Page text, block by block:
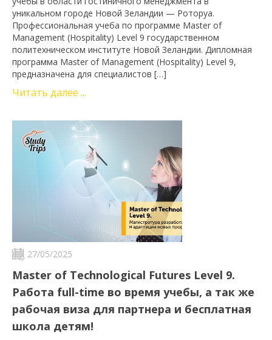
уникальном городе Новой Зеландии — Роторуа.
Профессиональная учеба по программе Master of
Management (Hospitality) Level 9 государственном
политехническом институте Новой Зеландии. Дипломная
программа Master of Management (Hospitality) Level 9,
предназначена для специалистов […]
Читать далее ...
27/05/2025
Master of Technological Futures Level 9.
Работа full-time во время учебы, а так же
рабочая виза для партнера и бесплатная
школа детям!